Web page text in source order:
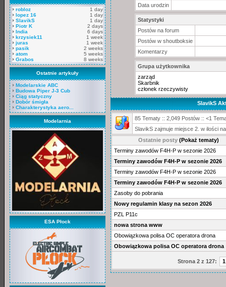
robloz
1 day
lopez 16
1 day
SlavikS
1 day
Piotr K
2 days
India
6 days
krzysiek11
1 week
juras
1 week
pasik
2 weeks
atom
5 weeks
Grabos
8 weeks
Ostatnie artykuły
Modelarskie ABC
Budowa Piper J-3 Cub
Ciąg statyczny
Dobór śmigła
Charakterystyka aero...
Modelarnia
ESA Płock
Data urodzin
Statystyki
Postów na forum
Postów w shoutboksie
Komentarzy
Grupa użytkownika
zarząd
Skarbnik
członek rzeczywisty
SlavikS
85 Tematy :: 2,049 Postów :: <1
SlavikS zajmuje miejsce 2. w ilości
Ostatnie posty (Pokaż tematy)
Terminy zawodów F4H-P w sezonie 2026
Terminy zawodów F4H-P w sezonie 2026
Terminy zawodów F4H-P w sezonie 2026
Terminy zawodów F4H-P w sezonie 2026
Zasoby do pobrania
Nowy regulamin klasy na sezon 2026
PZL P11c
nowa strona www
Obowiązkowa polisa OC operatora drona
Obowiązkowa polisa OC operatora drona
Strona 2 z 127: 1